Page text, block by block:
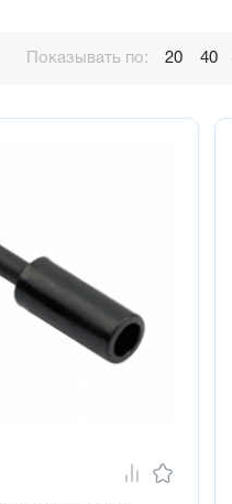
Показывать по: 20 40